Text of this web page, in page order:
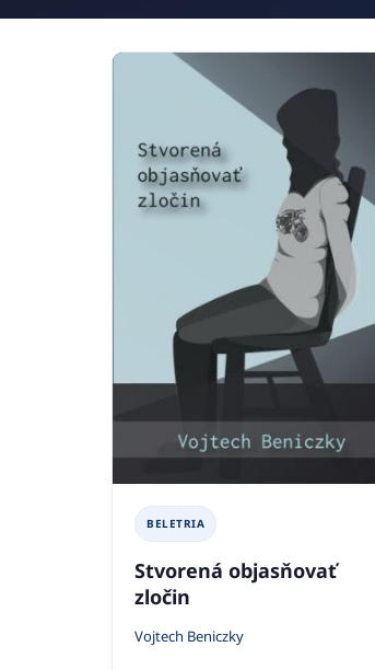
BELETRIA
Stvorená objasňovať
zločin
Vojtech Beniczky